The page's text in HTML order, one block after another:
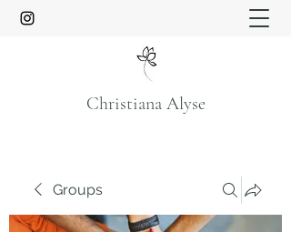
Christiana Alyse
Groups